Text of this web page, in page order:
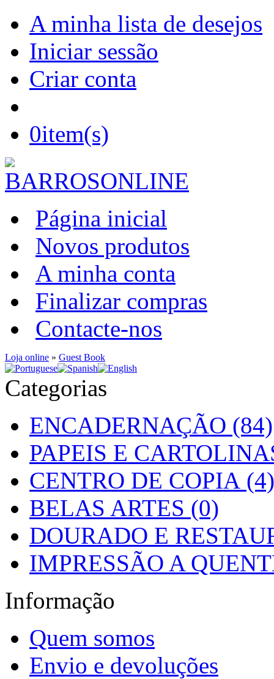
A minha lista de desejos
Iniciar sessão
Criar conta
0item(s)
Página inicial
Novos produtos
A minha conta
Finalizar compras
Contacte-nos
Loja online » Guest Book
Categorias
ENCADERNAÇÃO (84)
PAPEIS E
CENTRO DE COPIA (4)
BELAS ARTES (0)
DOURADO E
IMPRESSÃO A
Informação
Quem somos
Envio e devoluções